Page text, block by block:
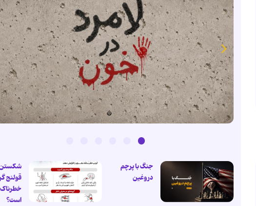
جنگ با پرچم
دروغین
قولنج
خطرناک
است؟